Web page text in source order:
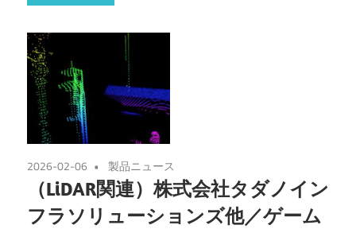
2026-02-06 製品ニュース
（LiDAR関連）株式会社タダノイン
フラソリューションズ他／ゲーム